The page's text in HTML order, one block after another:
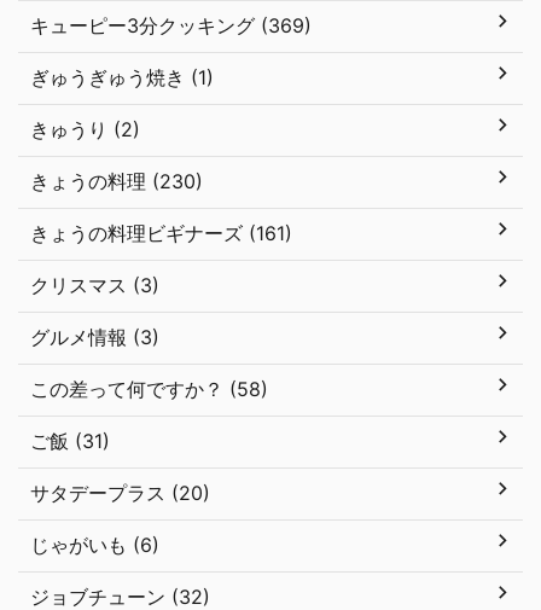
キューピー3分クッキング (369)
ぎゅうぎゅう焼き (1)
きゅうり (2)
きょうの料理 (230)
きょうの料理ビギナーズ (161)
クリスマス (3)
グルメ情報 (3)
この差って何ですか？ (58)
ご飯 (31)
サタデープラス (20)
じゃがいも (6)
ジョブチューン (32)